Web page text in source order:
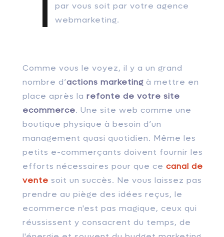
par vous soit par votre agence
webmarketing.
Comme vous le voyez, il y a un grand
nombre d’actions marketing à mettre en
place après la refonte de votre site
ecommerce. Une site web comme une
boutique physique à besoin d’un
management quasi quotidien. Même les
petits e-commerçants doivent fournir les
efforts nécessaires pour que ce canal de
vente soit un succès. Ne vous laissez pas
prendre au piège des idées reçus, le
ecommerce n'est pas magique, ceux qui
réussissent y consacrent du temps, de